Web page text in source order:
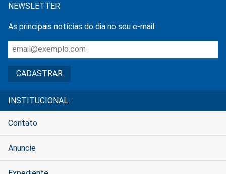
NEWSLETTER
As principais notícias do dia no seu e-mail.
INSTITUCIONAL:
Contato
Anuncie